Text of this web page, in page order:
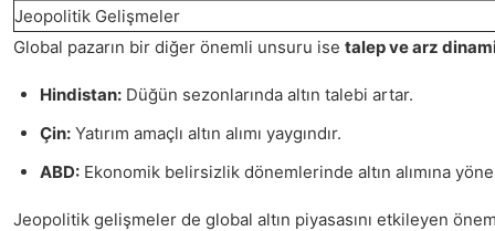
Jeopolitik Gelişmeler
Global pazarın bir diğer önemli unsuru ise talep ve arz
Hindistan: Düğün sezonlarında altın talebi artar.
Çin: Yatırım amaçlı altın alımı yaygındır.
ABD: Ekonomik belirsizlik dönemlerinde altın alımına
Jeopolitik gelişmeler de global altın piyasasını etkileyen